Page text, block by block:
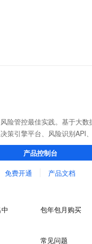
险管控最佳实践。基于大数
策引擎平台、风险识别API
解决企业在用户注册、运营
遇到的欺诈问题。
产品控制台
免费开通 产品文档
包年包月购买
常见问题